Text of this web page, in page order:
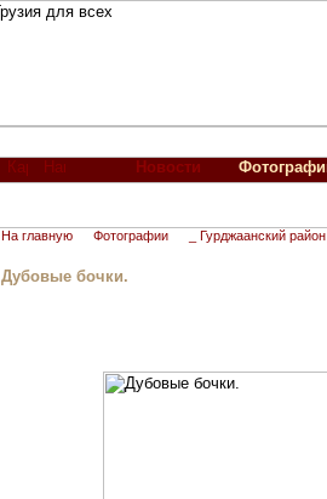
Новости
На главную Фотографии _ Гурджаанский район
Дубовые бочки.